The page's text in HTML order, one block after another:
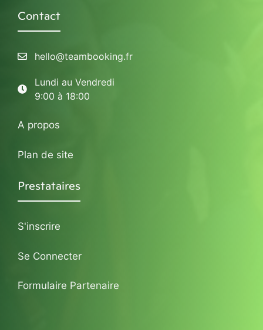
Contact
hello@teambooking.fr
Lundi au Vendredi
9:00 à 18:00
A propos
Plan de site
Prestataires
S'inscrire
Se Connecter
Formulaire Partenaire